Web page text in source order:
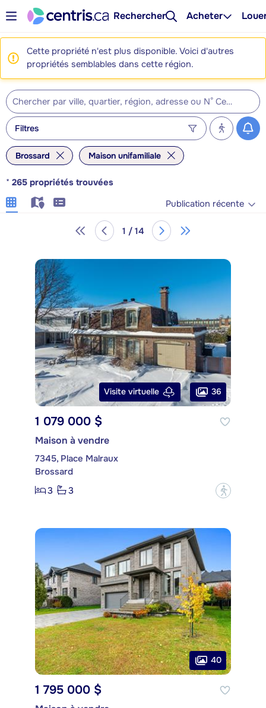
Rechercher Acheter
Cette propriété n'est plus disponible. Voici d'autres
propriétés semblables dans cette région.
Filtres
Brossard Maison unifamiliale
* 265 propriétés trouvées
Publication récente
1 / 14
Visite virtuelle 36
1 079 000 $
Maison à vendre
7345, Place Malraux
Brossard
3
3 ?
40
1 795 000 $